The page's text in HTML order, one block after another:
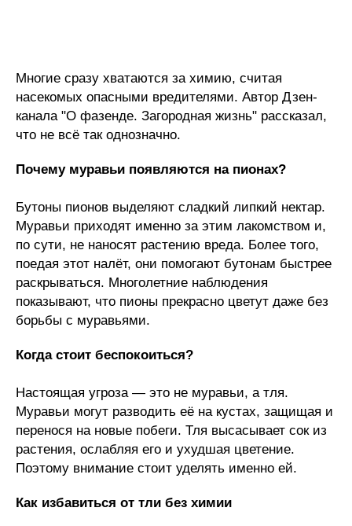
Многие сразу хватаются за химию, считая
насекомых опасными вредителями. Автор Дзен-
канала "О фазенде. Загородная жизнь" рассказал,
что не всё так однозначно.
Почему муравьи появляются на пионах?
Бутоны пионов выделяют сладкий липкий нектар.
Муравьи приходят именно за этим лакомством и,
по сути, не наносят растению вреда. Более того,
поедая этот налёт, они помогают бутонам быстрее
раскрываться. Многолетние наблюдения
показывают, что пионы прекрасно цветут даже без
борьбы с муравьями.
Когда стоит беспокоиться?
Настоящая угроза — это не муравьи, а тля.
Муравьи могут разводить её на кустах, защищая и
перенося на новые побеги. Тля высасывает сок из
растения, ослабляя его и ухудшая цветение.
Поэтому внимание стоит уделять именно ей.
Как избавиться от тли без химии